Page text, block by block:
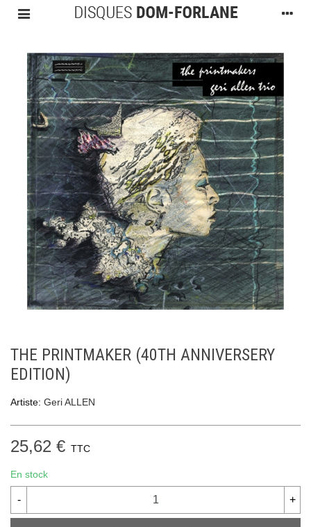
THE PRINTMAKER (40TH ANNIVERSERY
EDITION)
Artiste: Geri ALLEN
25,62 € TTC
En stock
- +